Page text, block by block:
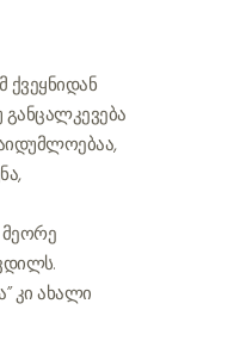
მეორე
კი ახალი